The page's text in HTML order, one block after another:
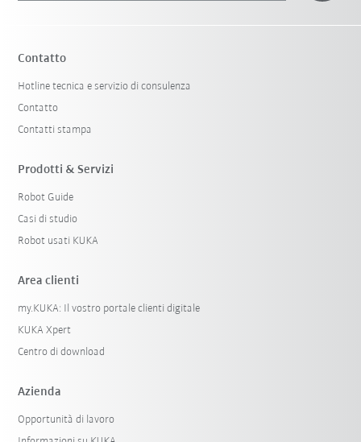
Contatto
Hotline tecnica e servizio di consulenza
Contatto
Contatti stampa
Prodotti & Servizi
Robot Guide
Casi di studio
Robot usati KUKA
Area clienti
my.KUKA: Il vostro portale clienti digitale
KUKA Xpert
Centro di download
Azienda
Opportunità di lavoro